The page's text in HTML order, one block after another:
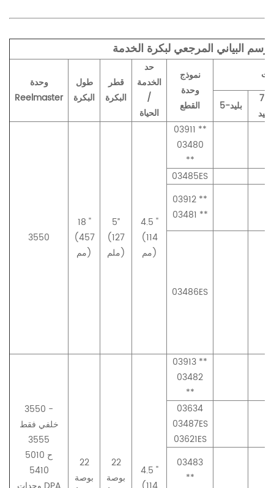
وحدة
Reelmaster
طول
البكرة
قطر
البكرة
حد
الخدمة
/
الحياة
نموذج
وحدة
القطع
5-بليد
7-
بليد
3550
18 "
(457
مم)
5”
(127
ملم)
4.5 "
(114
مم)
03911 **
03480
**
03485ES
03912 **
03481 **
03486ES
3550 -
خلفي فقط
3555
5010 ح
5410
22
بوصة
22
بوصة
4.5 "
03913 **
03482
**
03634
03487ES
03621ES
03483
**